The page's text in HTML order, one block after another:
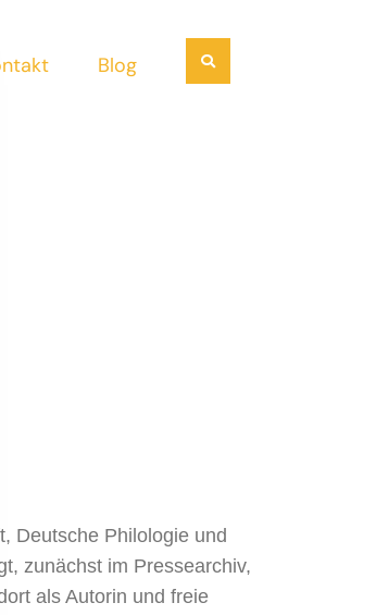
Blog Suchen
Deutsche Philologie und
zunächst im Pressearchiv,
als Autorin und freie
wird der Dialog geschlossen. Seine Funktionalität ist
kann. Die erste Service-Gruppe